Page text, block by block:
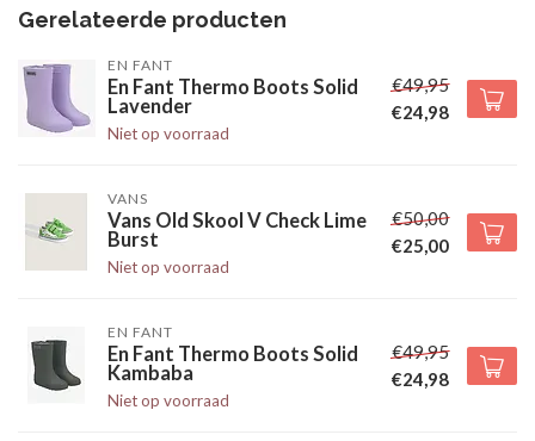
Gerelateerde producten
EN FANT
En Fant Thermo Boots Solid
Lavender
Niet op voorraad
€49,95
€24,98
VANS
Vans Old Skool V Check Lime
Burst
Niet op voorraad
€50,00
€25,00
EN FANT
En Fant Thermo Boots Solid
Kambaba
Niet op voorraad
€49,95
€24,98